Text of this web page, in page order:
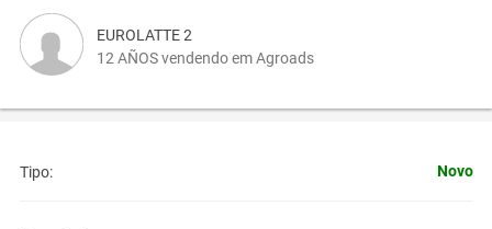
EUROLATTE 2
12 AÑOS vendendo em Agroads
Tipo: Novo